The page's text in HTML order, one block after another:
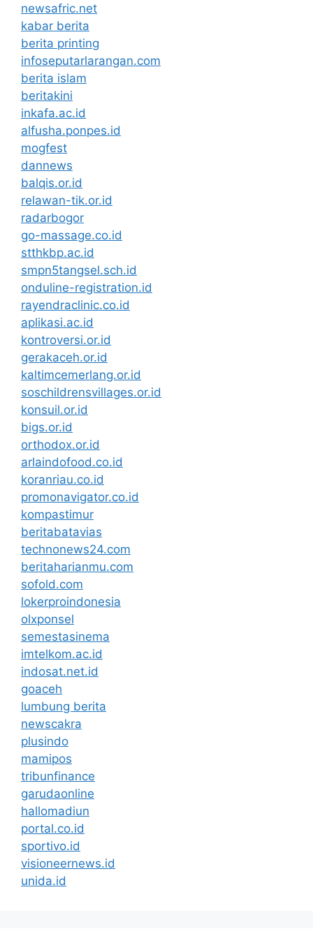
newsafric.net
kabar berita
berita printing
infoseputarlarangan.com
berita islam
beritakini
inkafa.ac.id
alfusha.ponpes.id
mogfest
dannews
balqis.or.id
relawan-tik.or.id
radarbogor
go-massage.co.id
stthkbp.ac.id
smpn5tangsel.sch.id
onduline-registration.id
rayendraclinic.co.id
aplikasi.ac.id
kontroversi.or.id
gerakaceh.or.id
kaltimcemerlang.or.id
soschildrensvillages.or.id
konsuil.or.id
bigs.or.id
orthodox.or.id
arlaindofood.co.id
koranriau.co.id
promonavigator.co.id
kompastimur
beritabatavias
technonews24.com
beritaharianmu.com
sofold.com
lokerproindonesia
olxponsel
semestasinema
imtelkom.ac.id
indosat.net.id
goaceh
lumbung berita
newscakra
plusindo
mamipos
tribunfinance
garudaonline
hallomadiun
portal.co.id
sportivo.id
visioneernews.id
unida.id